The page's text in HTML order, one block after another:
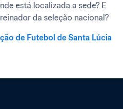
está localizada a sede? E
da seleção nacional?
de Futebol de Santa Lúcia